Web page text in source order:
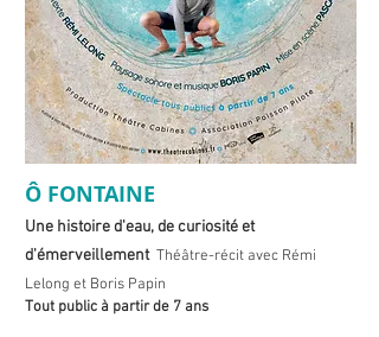
Ô FONTAINE
Une histoire d'eau, de curiosité et
d'émerveillement Théâtre-récit avec Rémi
Lelong et Boris Papin
Tout public à partir de 7 ans